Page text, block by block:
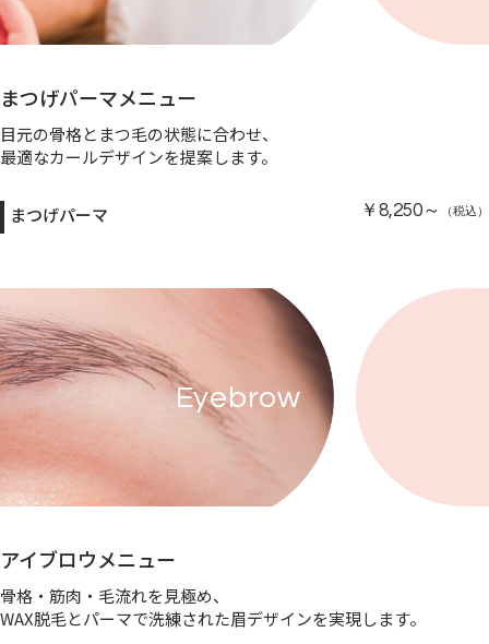
まつげパーマメニュー
目元の骨格とまつ毛の状態に合わせ、
最適なカールデザインを提案します。
まつげパーマ ￥8,250～ （税込）
Eyebrow
アイブロウメニュー
骨格・筋肉・毛流れを見極め、
WAX脱毛とパーマで洗練された眉デザインを実現します。